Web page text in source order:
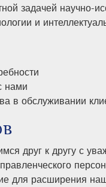
задачей научно-
и
нами
в обслуживании
друг к другу с
для расширения